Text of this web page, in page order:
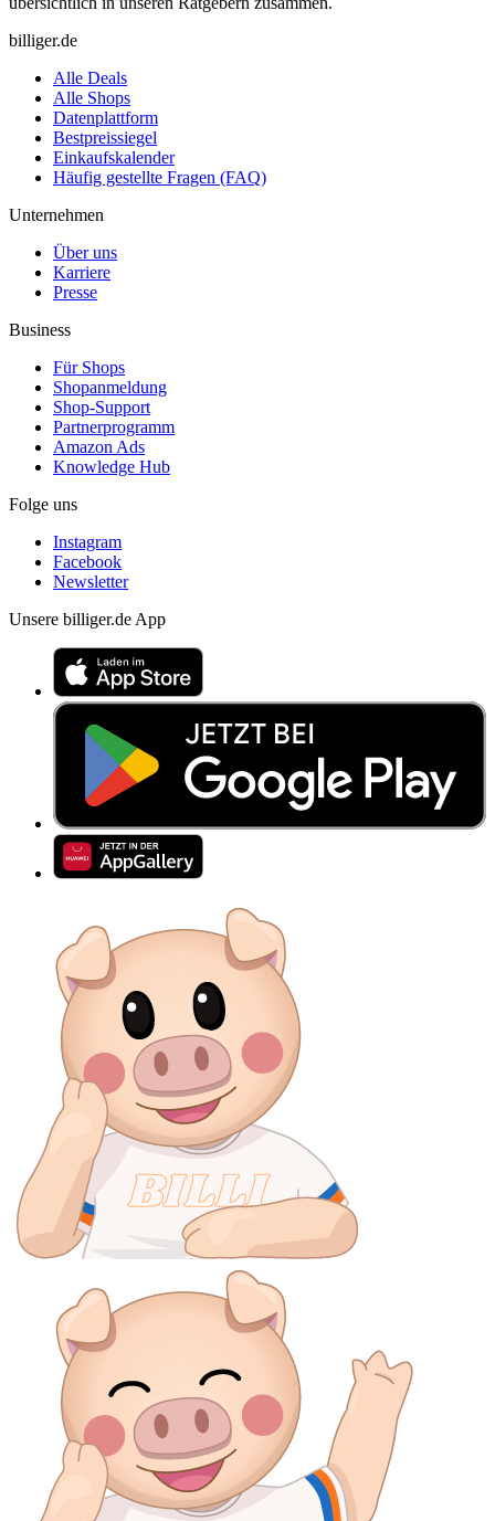
billiger.de
Alle Deals
Alle Shops
Datenplattform
Bestpreissiegel
Einkaufskalender
Häufig gestellte Fragen (FAQ)
Unternehmen
Über uns
Karriere
Presse
Business
Für Shops
Shopanmeldung
Shop-Support
Partnerprogramm
Amazon Ads
Knowledge Hub
Folge uns
Instagram
Facebook
Newsletter
Unsere billiger.de App